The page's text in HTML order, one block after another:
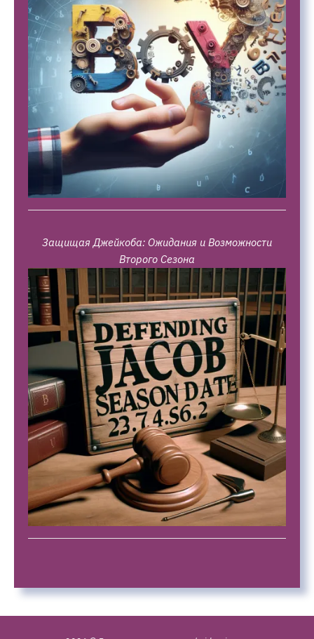
Защищая Джейкоба: Ожидания и Возможности
Второго Сезона